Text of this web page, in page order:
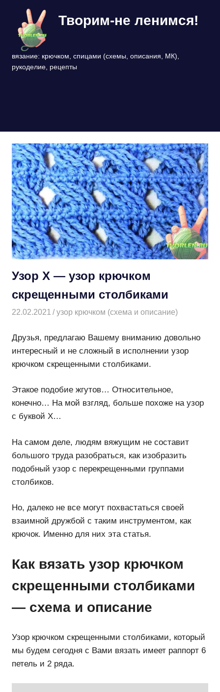
содержимому
Творим-не ленимся!
вязание: крючком, спицами (схемы, описания, МК),
рукоделие, рецепты
Узор Х — узор крючком
скрещенными столбиками
22.02.2021 Творогова Елена
узор крючком (схема и описание)
Друзья, предлагаю Вашему вниманию довольно
интересный и не сложный в исполнении узор
крючком скрещенными столбиками.
Этакое подобие жгутов… Относительное,
конечно… На мой взгляд, больше похоже на узор
с буквой Х…
На самом деле, людям вяжущим не составит
большого труда разобраться, как изобразить
подобный узор с перекрещенными группами
столбиков.
Но, далеко не все могут похвастаться своей
взаимной дружбой с таким инструментом, как
крючок. Именно для них эта статья.
Как вязать узор крючком
скрещенными столбиками
— схема и описание
Узор крючком скрещенными столбиками, который
мы будем сегодня с Вами вязать имеет раппорт 6
петель и 2 ряда.